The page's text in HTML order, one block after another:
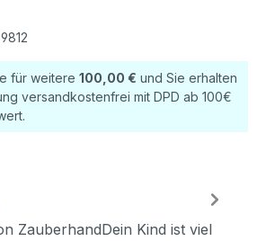
für weitere 100,00 € und Sie erhalten
versandkostenfrei mit DPD ab 100€
ZauberhandDein Kind ist viel